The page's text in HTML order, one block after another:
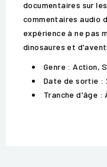
documentaires sur
commentaires audio
expérience à ne pas
dinosaures et
Genre : Action,
Date de sortie :
Tranche d'âge :